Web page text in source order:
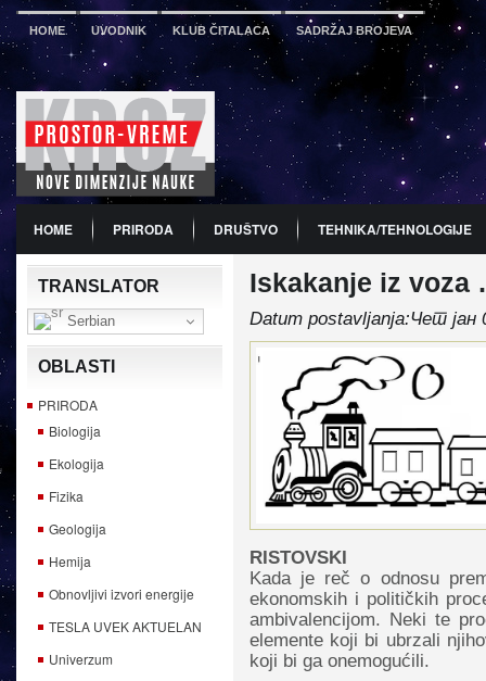
HOME UVODNIK KLUB ČITALACA SADRŽAJ BROJEVA
HOME PRIRODA DRUŠTVO TEHNIKA/TEHNOLOGIJE
PDF BROJ 12 PREDSTAVLJANJE KNJIGA PROMO
TRANSLATOR
Serbian
OBLASTI
PRIRODA
Biologija
Ekologija
Fizika
Geologija
Hemija
Obnovljivi izvori energije
TESLA UVEK AKTUELAN
Univerzum
Iskakanje iz voza
Datum postavljanja:Чет јан
RISTOVSKI
Kada je reč o odnosu
ekonomskih i političkih
ambivalencijom. Neki te
elemente koji bi ubrzali
koji bi ga onemogućili.